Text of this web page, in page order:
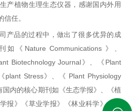
产植物生理生态仪器，感谢国内外用
信任。
产品的过程中，做出了很多优异的成
《Nature Communications 》、
Biotechnology Journal》、《Plant
plant Stress》、《 Plant Physiology
内的核心期刊如《生态学报》、《植
报》《草业学报》《林业科学》《作